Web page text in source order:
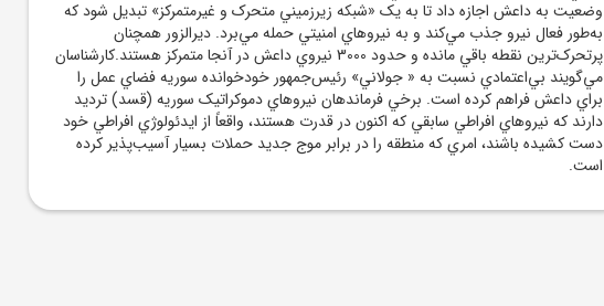
وضعيت به داعش اجازه داد تا به يک «شبکه زيرزميني متحرک و غيرمتمرکز» تبديل شود که
به‌طور فعال نيرو جذب مي‌کند و به نيروهاي امنيتي حمله مي‌برد. ديرالزور همچنان
پرتحرک‌ترين نقطه باقي مانده و حدود 3000 نيروي داعش در آنجا متمرکز هستند.کارشناسان
مي‌گويند بي‌اعتمادي نسبت به « جولاني» رئيس‌جمهور خودخوانده سوريه فضاي عمل را
براي داعش فراهم کرده است. برخي فرماندهان نيروهاي دموکراتيک سوريه (قسد) ترديد
دارند که نيروهاي افراطي سابقي که اکنون در قدرت هستند، واقعاً از ايدئولوژي افراطي خود
دست کشيده باشند، امري که منطقه را در برابر موج جديد حملات بسيار آسيب‌پذير کرده
است.